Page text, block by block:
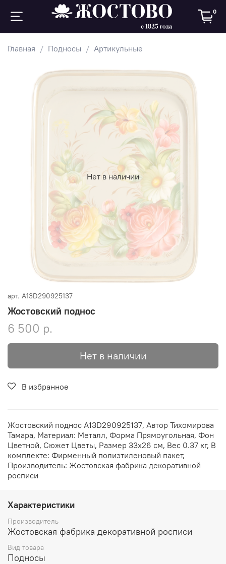
0
Главная Подносы Артикульные
Нет в наличии
арт. A13D290925137
Жостовский поднос
6 500 р.
Нет в наличии
В избранное
Жостовский поднос A13D290925137, Автор Тихомирова
Тамара, Материал: Металл, Форма Прямоугольная, Фон
Цветной, Сюжет Цветы, Размер 33х26 см, Вес 0.37 кг, В
комплекте: Фирменный полиэтиленовый пакет,
Производитель: Жостовская фабрика декоративной
росписи
Характеристики
Производитель
Жостовская фабрика декоративной росписи
Вид товара
Подносы